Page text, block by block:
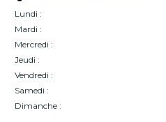
Lundi :
Mardi :
Mercredi :
Jeudi :
Vendredi :
Samedi :
Dimanche :